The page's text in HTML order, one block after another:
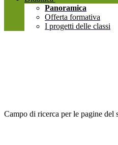
Panoramica
Offerta formativa
I progetti delle classi
Campo di ricerca per le pagine del